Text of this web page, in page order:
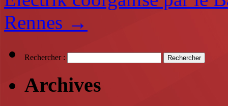
Rennes →
Rechercher :
Archives